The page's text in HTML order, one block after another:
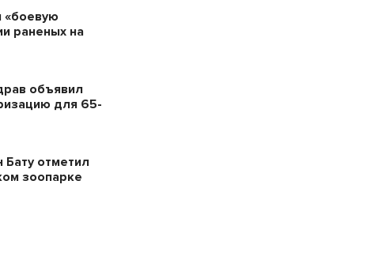
«боевую
раненых на
объявил
для 65-
Бату отметил
зоопарке